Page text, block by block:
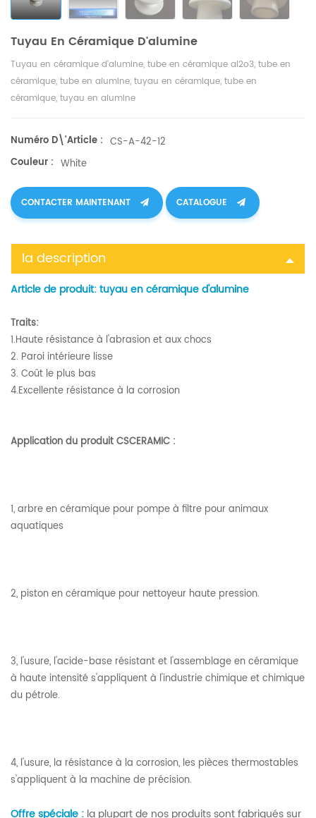
Tuyau En Céramique D'alumine
Tuyau en céramique d'alumine, tube en céramique al2o3, tube en
céramique, tube en alumine, tuyau en céramique, tube en
céramique, tuyau en alumine
Numéro D\'article : CS-A-42-12
Couleur : White
CONTACTER MAINTENANT CATALOGUE
la description
Article de produit:tuyau en céramique d'alumine
Traits:
1.Haute résistance à l'abrasion et aux chocs
2. Paroi intérieure lisse
3. Coût le plus bas
4.Excellente résistance à la corrosion
Application du produit CSCERAMIC :
1, arbre en céramique pour pompe à filtre pour animaux
aquatiques
2, piston en céramique pour nettoyeur haute pression.
3, l'usure, l'acide-base résistant et l'assemblage en céramique
à haute intensité s'appliquent à l'industrie chimique et chimique
du pétrole.
4, l'usure, la résistance à la corrosion, les pièces thermostables
s'appliquent à la machine de précision.
Offre spéciale : la plupart de nos produitssont fabriqués sur